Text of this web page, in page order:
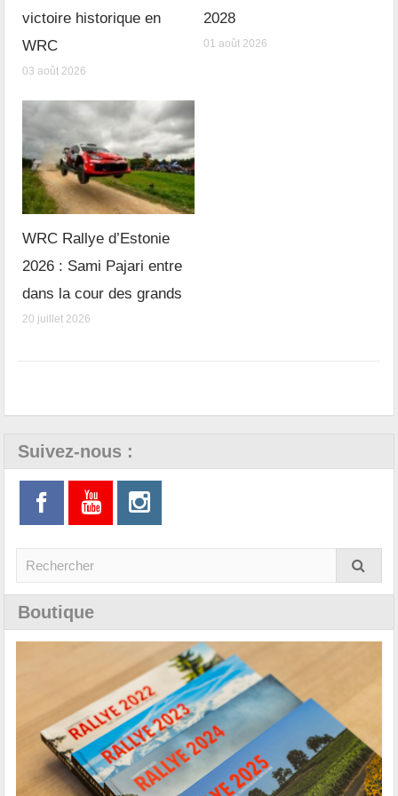
victoire historique en
WRC
03 août 2026
2028
01 août 2026
WRC Rallye d’Estonie
2026 : Sami Pajari entre
dans la cour des grands
20 juillet 2026
Suivez-nous :
Boutique